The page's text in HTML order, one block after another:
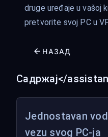
druge uređaje u vašoj
pretvorite svoj PC u
НАЗАД
Садржај</
Jednostavan
vezu svog PC-ja